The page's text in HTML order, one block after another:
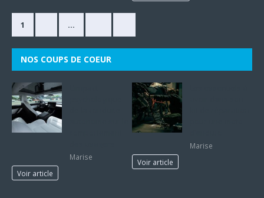
1 …
NOS COUPS DE COEUR
Marise
Voir article
Marise
Voir article